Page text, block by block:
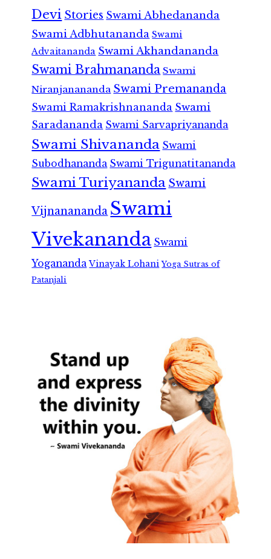
Devi Stories Swami Abhedananda
Swami Adbhutananda Swami
Advaitananda Swami Akhandananda
Swami Brahmananda Swami
Niranjanananda Swami Premananda
Swami Ramakrishnananda Swami
Saradananda Swami Sarvapriyananda
Swami Shivananda Swami
Subodhananda Swami Trigunatitananda
Swami Turiyananda Swami
Vijnanananda Swami
Vivekananda Swami
Yogananda Vinayak Lohani Yoga Sutras of
Patanjali